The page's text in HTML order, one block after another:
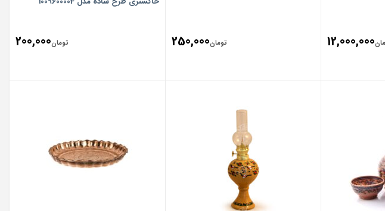
12,000,000 تومان250,000 تومان200,000